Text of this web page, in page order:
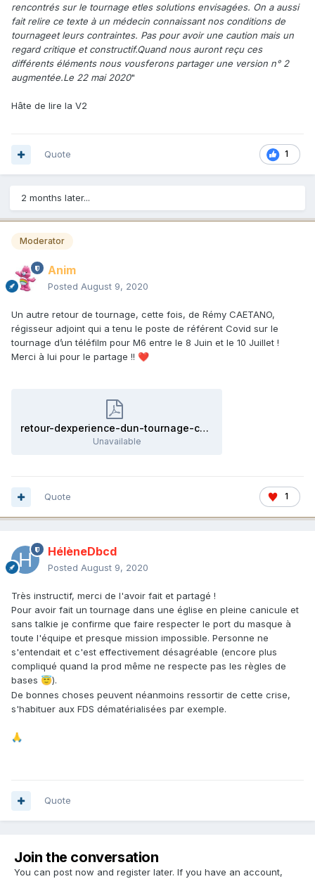
rencontrés sur le tournage etles solutions envisagées. On a aussi
fait relire ce texte à un médecin connaissant nos conditions de
tournageet leurs contraintes. Pas pour avoir une caution mais un
regard critique et constructif.Quand nous auront reçu ces
différents éléments nous vousferons partager une version n° 2
augmentée.Le 22 mai 2020"
Hâte de lire la V2
1
Quote
2 months later...
Moderator
Anim
Posted August 9, 2020
Un autre retour de tournage, cette fois, de Rémy CAETANO,
régisseur adjoint qui a tenu le poste de référent Covid sur le
tournage d’un téléfilm pour M6 entre le 8 Juin et le 10 Juillet !
Merci à lui pour le partage !! ❤️
retour-dexperience-dun-tournage-covid19.pdf
Unavailable
1
Quote
HélèneDbcd
Posted August 9, 2020
Très instructif, merci de l'avoir fait et partagé !
Pour avoir fait un tournage dans une église en pleine canicule et
sans talkie je confirme que faire respecter le port du masque à
toute l'équipe et presque mission impossible. Personne ne
s'entendait et c'est effectivement désagréable (encore plus
compliqué quand la prod même ne respecte pas les règles de
bases 😇).
De bonnes choses peuvent néanmoins ressortir de cette crise,
s'habituer aux FDS dématérialisées par exemple.
🙏
Quote
Join the conversation
You can post now and register later. If you have an account,